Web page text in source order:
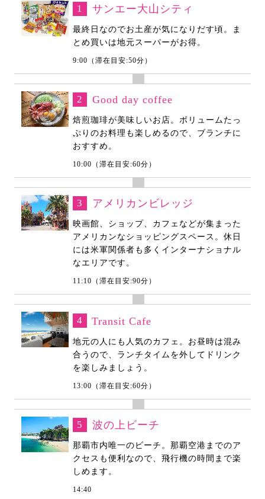
1 サンエー大山シティ
最終日なのでお土産が気になりだす頃。ま
とめ買いは地元スーパーがお得。
9:00（滞在目安:50分）
2 Good day coffee
焙煎珈琲が美味しいお店。ボリュームたっ
ぷりのお料理も楽しめるので、ブランチに
おすすめ。
10:00（滞在目安:60分）
3 アメリカンビレッジ
映画館、ショップ、カフェなどが集まった
アメリカンなショッピングスペース。休日
には米軍関係者も多くインターナショナル
なエリアです。
11:10（滞在目安:90分）
4 Transit Cafe
地元の人にも人気のカフェ。お昼時は混み
合うので、ランチタイムを外してドリンク
を楽しみましょう。
13:00（滞在目安:60分）
5 波の上ビーチ
那覇市内唯一のビーチ。那覇空港までのア
クセスも便利なので、飛行機の時間まで楽
しめます。
14:40